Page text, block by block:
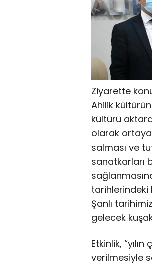
Ziyarette
Ahilik
kültürü
olarak ortaya
salması ve
sanatkarları
Şanlı
gelecek
Etkinlik, “yılın
verilmesiyle